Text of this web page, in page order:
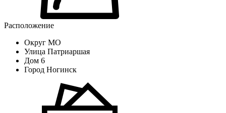
Расположение
Округ МО
Улица Патриаршая
Дом 6
Город Ногинск